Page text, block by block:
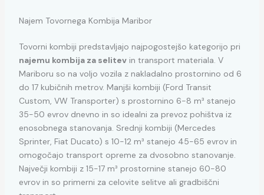
Najem Tovornega Kombija Maribor
Tovorni kombiji predstavljajo najpogostejšo kategorijo pri
najemu kombija za selitevin transport materiala. V
Mariboru so na voljo vozila z nakladalno prostornino od 6
do 17 kubičnih metrov. Manjši kombiji (Ford Transit
Custom, VW Transporter) s prostornino 6-8 m³ stanejo
35-50 evrov dnevno in so idealni za prevoz pohištva iz
enosobnega stanovanja. Srednji kombiji (Mercedes
Sprinter, Fiat Ducato) s 10-12 m³ stanejo 45-65 evrov in
omogočajo transport opreme za dvosobno stanovanje.
Največji kombiji z 15-17 m³ prostornine stanejo 60-80
evrov in so primerni za celovite selitve ali gradbiščni